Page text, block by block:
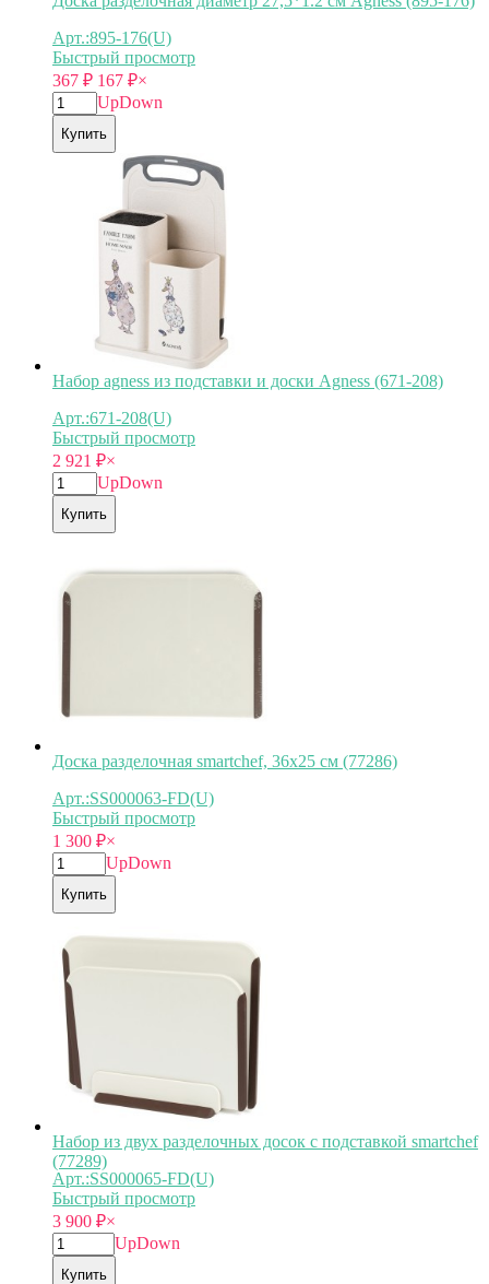
Арт.:895-176(U)
Быстрый просмотр
367 ₽ 167 ₽×
UpDown
Купить
Набор agness из подставки и доски Agness (671-208)
Арт.:671-208(U)
Быстрый просмотр
2 921 ₽×
UpDown
Купить
Доска разделочная smartchef, 36х25 см (77286)
Арт.:SS000063-FD(U)
Быстрый просмотр
1 300 ₽×
UpDown
Купить
Набор из двух разделочных досок с подставкой smartchef
(77289)
Арт.:SS000065-FD(U)
Быстрый просмотр
3 900 ₽×
UpDown
Купить